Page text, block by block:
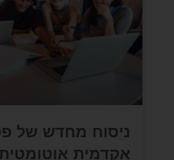
ניסוח מחדש של
אקדמית